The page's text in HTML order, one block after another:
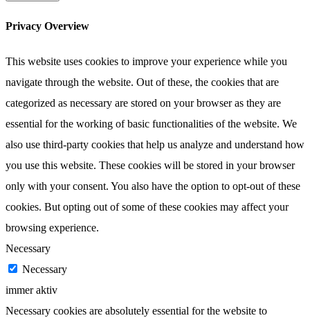
Privacy Overview
This website uses cookies to improve your experience while you
navigate through the website. Out of these, the cookies that are
categorized as necessary are stored on your browser as they are
essential for the working of basic functionalities of the website. We
also use third-party cookies that help us analyze and understand how
you use this website. These cookies will be stored in your browser
only with your consent. You also have the option to opt-out of these
cookies. But opting out of some of these cookies may affect your
browsing experience.
Necessary
Necessary
immer aktiv
Necessary cookies are absolutely essential for the website to